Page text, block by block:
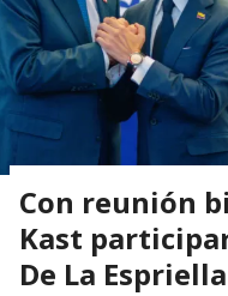
Con reunión
Kast
De La